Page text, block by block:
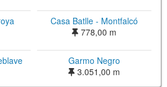
JS library for interactive maps
OpenTopoMap
Casa Batlle - Montfalcó
778,00 m
Garmo Negro
3.051,00 m